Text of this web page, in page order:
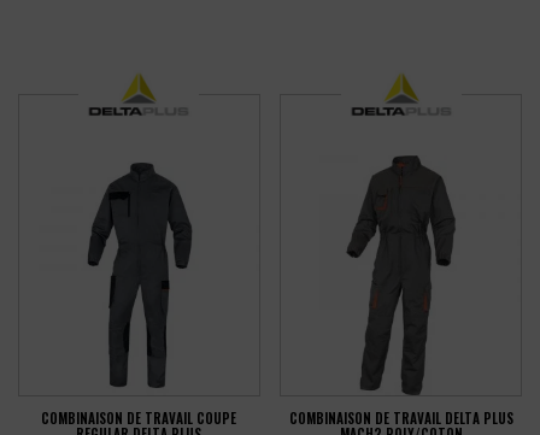
COMBINAISON DE TRAVAIL COUPE
COMBINAISON DE TRAVAIL DELTA PLUS